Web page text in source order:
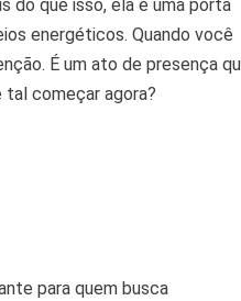
do que isso, ela é uma porta
energéticos. Quando você
É um ato de presença
tal começar agora?
para quem busca